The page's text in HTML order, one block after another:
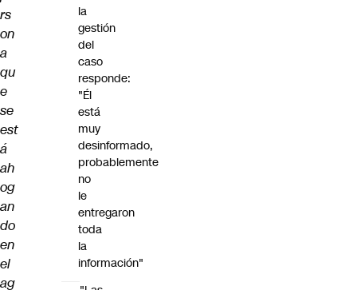
rs
on
a
qu
e
se
est
á
ah
og
an
do
en
el
ag
la
gestión
del
caso
responde:
"Él
está
muy
desinformado,
probablemente
no
le
entregaron
toda
la
información"